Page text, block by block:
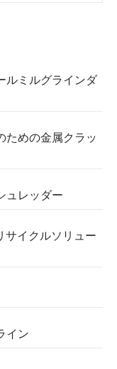
ルミルグラインダ
ための金属クラッ
ュレッダー
サイクルソリュー
イン